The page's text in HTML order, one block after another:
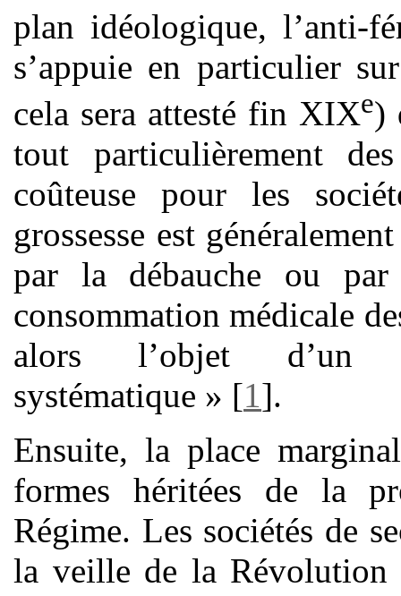
plan idéologique, l’anti-
s’appuie en particulier
cela sera attesté fin XIXe)
tout particulièrement
coûteuse pour les
grossesse est
par la débauche ou
consommation médicale
alors l’objet d’un
systématique » [1 ].
Ensuite, la place
formes héritées de la
Régime. Les sociétés de
la veille de la Révolution